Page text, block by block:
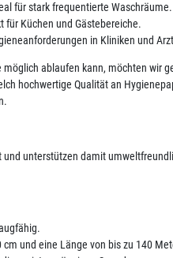
für stark frequentierte Waschräume.
für Küchen und Gästebereiche.
in Kliniken und
ablaufen kann, möchten wir
hochwertige Qualität an
unterstützen damit
und eine Länge von bis zu 140